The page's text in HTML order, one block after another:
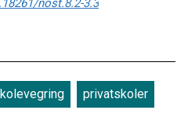
nost.8.2-3.3
privatskoler